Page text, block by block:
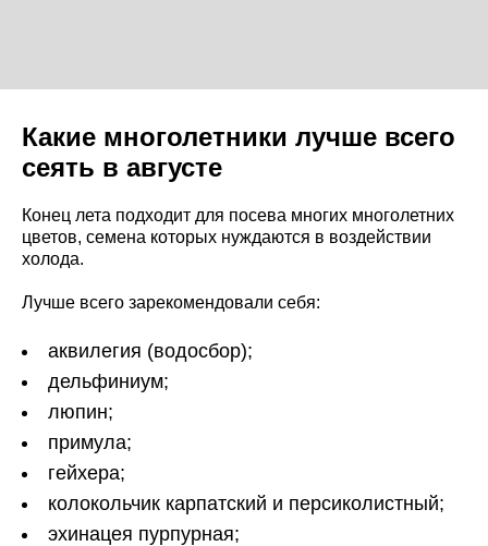
Какие многолетники лучше всего
сеять в августе
Конец лета подходит для посева многих многолетних
цветов, семена которых нуждаются в воздействии
холода.
Лучше всего зарекомендовали себя:
аквилегия (водосбор);
дельфиниум;
люпин;
примула;
гейхера;
колокольчик карпатский и персиколистный;
эхинацея пурпурная;